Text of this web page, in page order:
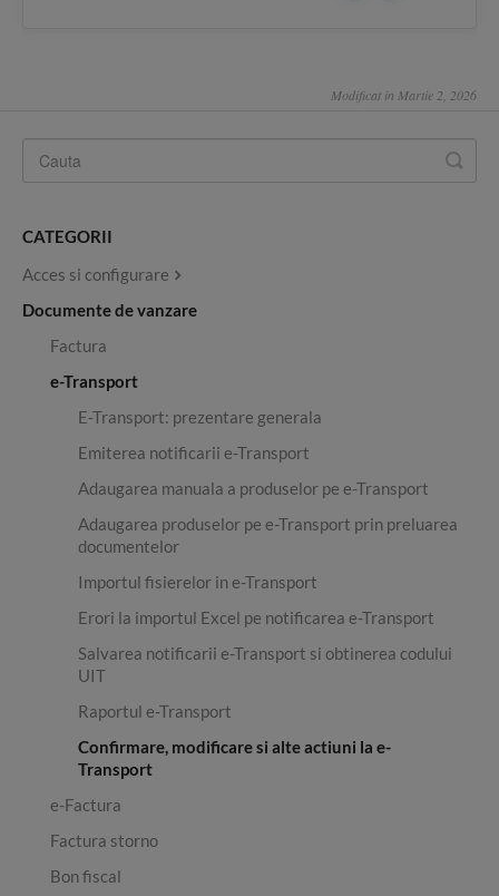
Modificat in Martie 2, 2026
CATEGORII
Acces si configurare
Documente de vanzare
Factura
e-Transport
E-Transport: prezentare generala
Emiterea notificarii e-Transport
Adaugarea manuala a produselor pe e-Transport
Adaugarea produselor pe e-Transport prin preluarea
documentelor
Importul fisierelor in e-Transport
Erori la importul Excel pe notificarea e-Transport
Salvarea notificarii e-Transport si obtinerea codului
UIT
Raportul e-Transport
Confirmare, modificare si alte actiuni la e-
Transport
e-Factura
Factura storno
Bon fiscal